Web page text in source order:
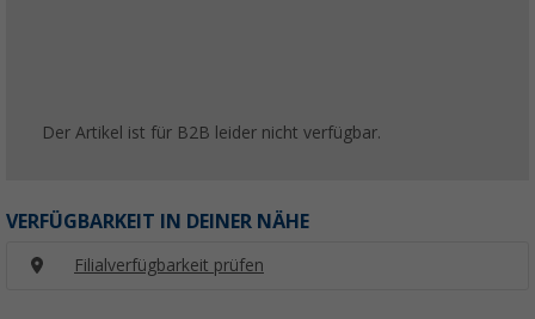
Der Artikel ist für B2B leider nicht verfügbar.
VERFÜGBARKEIT IN DEINER NÄHE
Filialverfügbarkeit prüfen